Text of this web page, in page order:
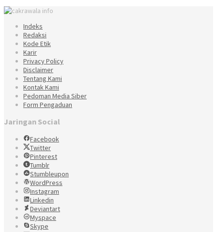
Indeks
Redaksi
Kode Etik
Karir
Privacy Policy
Disclaimer
Tentang Kami
Kontak Kami
Pedoman Media Siber
Form Pengaduan
Jaringan Social
Facebook
Twitter
Pinterest
Tumblr
Stumbleupon
WordPress
Instagram
Linkedin
Deviantart
Myspace
Skype